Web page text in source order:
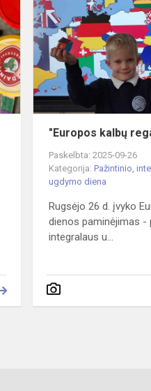
muzikos
diena
2025
"Europos kalbų
Paskelbta: 2025-09-26
Kategorija:Pažintinio,
ugdymo diena
Rugsėjo 26 d. įvyko
dienos paminėjimas -
integralaus u...